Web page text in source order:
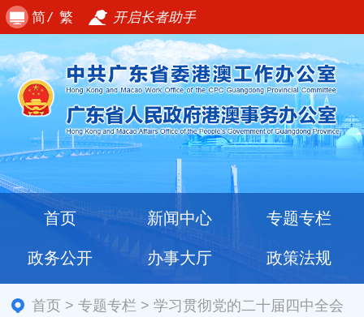
简/ 繁 开启长者助手
首页 新闻中心 专题专栏
政务公开 办事大厅 政策法规
首页 >专题专栏 >学习贯彻党的二十届四中全会